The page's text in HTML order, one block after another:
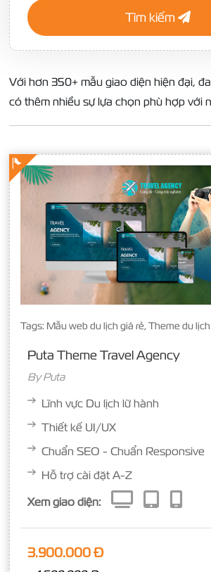
Tìm kiếm
Với hơn 350+ mẫu giao diện hiện đại,
có thêm nhiều sự lựa chọn phù hợp với
Tags: Mẫu web du lịch giá rẻ, Theme du
Puta Theme Travel Agency
ByPuta
Lĩnh vực Du lịch lữ hành
Thiết kế UI/UX
Chuẩn SEO - Chuẩn Responsive
Hỗ trợ cài đặt A-Z
Xem giao diện:
3.900.000 Đ